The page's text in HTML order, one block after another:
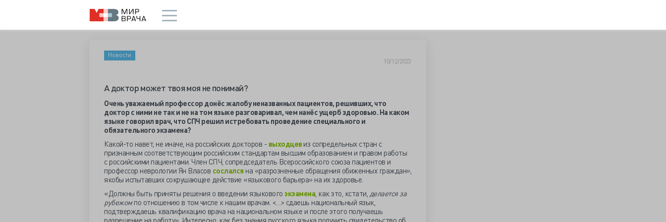
Новости
10/12/2023
А доктор может твоя моя не понимай?
Очень уважаемый профессор донёс жалобу неназванных пациентов, решивших, что
доктор с ними не так и не на том языке разговаривал, чем нанёс ущерб здоровью. На каком
языке говорил врач, что СПЧ решил истребовать проведение специального и
обязательного экзамена?
Какой-то навет, не иначе, на российских докторов - выходцев из сопредельных стран с
признанным соответствующим российским стандартам высшим образованием и правом работы
с российскими пациентами. Член СПЧ, сопредседатель Всероссийского союза пациентов и
профессор неврологии Ян Власов сослался на «разрозненные обращения обиженных граждан»,
якобы испытавших сокрушающее действие «языкового барьера» на их здоровье.
«Должны быть приняты решения о введении языкового экзамена, как это, кстати, делается за
рубежомпо отношению в том числе к нашим врачам. <…> сдаешь национальный язык,
подтверждаешь квалификацию врача на национальном языке и после этого получаешь
разрешение на работу». Интересно, как без знания русского языка получить свидетельство об